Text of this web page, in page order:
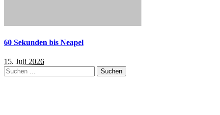
60 Sekunden bis Neapel
15. Juli 2026
Suchen
nach: